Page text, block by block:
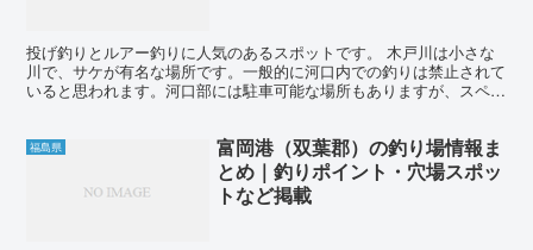
投げ釣りとルアー釣りに人気のあるスポットです。 木戸川は小さな
川で、サケが有名な場所です。一般的に河口内での釣りは禁止されて
いると思われます。河口部には駐車可能な場所もありますが、スペー
福島県
富岡港（双葉郡）の釣り場情報ま
とめ｜釣りポイント・穴場スポッ
トなど掲載